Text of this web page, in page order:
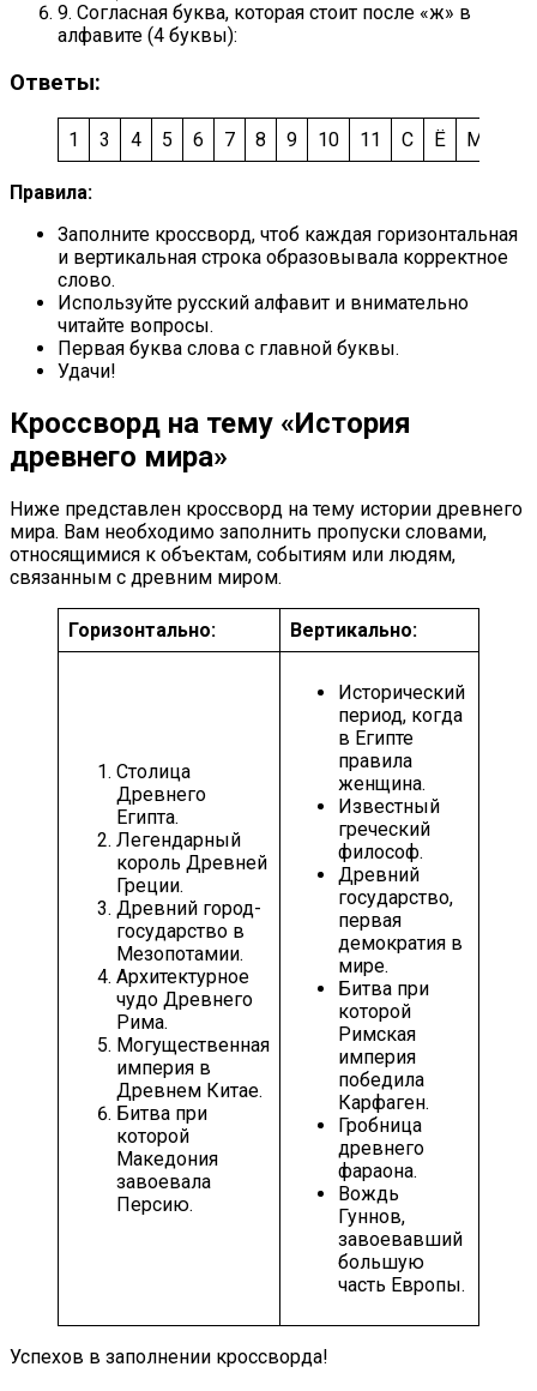
9. Согласная буква, которая стоит после «ж» в
алфавите (4 буквы):
Ответы:
1 3 4 5 6 7 8 9 10 11 С Ё M
Правила:
Заполните кроссворд, чтоб каждая горизонтальная
и вертикальная строка образовывала корректное
слово.
Используйте русский алфавит и внимательно
читайте вопросы.
Первая буква слова с главной буквы.
Удачи!
Кроссворд на тему «История
древнего мира»
Ниже представлен кроссворд на тему истории древнего
мира. Вам необходимо заполнить пропуски словами,
относящимися к объектам, событиям или людям,
связанным с древним миром.
Горизонтально: Вертикально:
Столица
Древнего
Египта.
Легендарный
король Древней
Греции.
Древний город-
государство в
Мезопотамии.
Архитектурное
чудо Древнего
Рима.
Могущественная
империя в
Древнем Китае.
Битва при
которой
Македония
завоевала
Персию.
Исторический
период, когда
в Египте
правила
женщина.
Известный
греческий
философ.
Древний
государство,
первая
демократия в
мире.
Битва при
которой
Римская
империя
победила
Карфаген.
Гробница
древнего
фараона.
Вождь
Гуннов,
завоевавший
большую
часть Европы.
Успехов в заполнении кроссворда!